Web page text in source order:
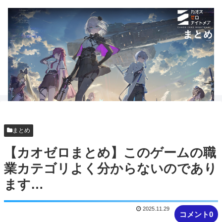
まとめ
【カオゼロまとめ】このゲームの職
業カテゴリよく分からないのであり
ます…
コメント0
2025.11.29